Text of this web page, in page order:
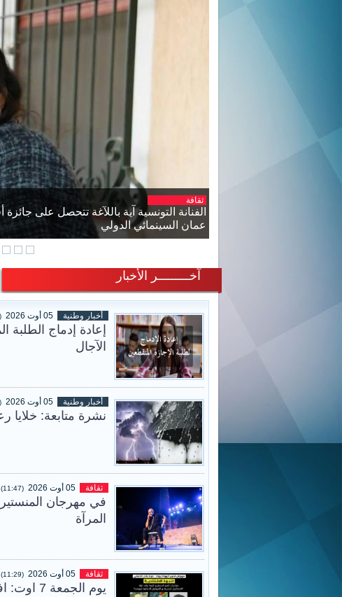
أخبار وطنية
تقلبات جوية منتظرة: الحماية المدنية تدعو
آخـــــــــر الأخبار
أخبار وطنية (12:12)
إعادة إدماج الطلبة
الآجال
أخبار وطنية (12:05)
نشرة متابعة: خلايا
ثقافة (11:47)
في مهرجان
المرآة
ثقافة (11:29)
يوم